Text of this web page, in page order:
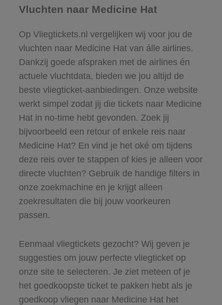
Vluchten naar Medicine Hat
Op Vliegtickets.nl vergelijken wij voor jou de
vluchten naar Medicine Hat van álle airlines.
Dankzij goede afspraken met de airlines én
actuele vluchtdata, bieden we jou altijd de
beste vliegticket-aanbiedingen. Onze website
werkt simpel zodat jij die tickets naar Medicine
Hat in no-time hebt gevonden. Zoek jij
bijvoorbeeld een retour of enkele reis naar
Medicine Hat? En vind je het oké om tijdens
deze reis over te stappen of kies je alleen voor
directe vluchten? Gebruik de handige filters in
onze zoekmachine en je krijgt alleen
zoekresultaten die bij jouw voorkeuren
passen.
Eenmaal vliegtickets gezocht? Wij geven je
suggesties om jouw perfecte vliegticket op
onze site te selecteren. Je ziet meteen of je
het goedkoopste ticket te pakken hebt als je
goedkoop vliegen naar Medicine Hat het